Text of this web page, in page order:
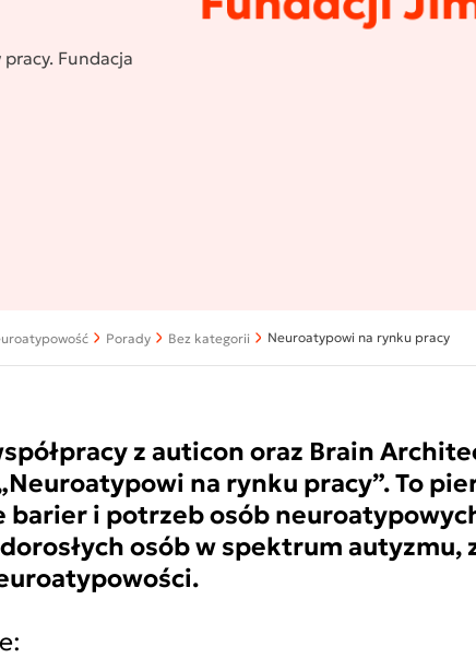
Fundacja
Porady Bez kategorii Neuroatypowi na rynku pracy
z auticon oraz Brain
na rynku pracy”. To
barier i potrzeb osób
osób w spektrum autyzmu,